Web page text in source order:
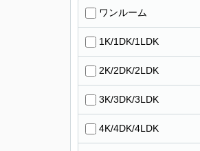
ワンルーム
1K/1DK/1LDK
2K/2DK/2LDK
3K/3DK/3LDK
4K/4DK/4LDK